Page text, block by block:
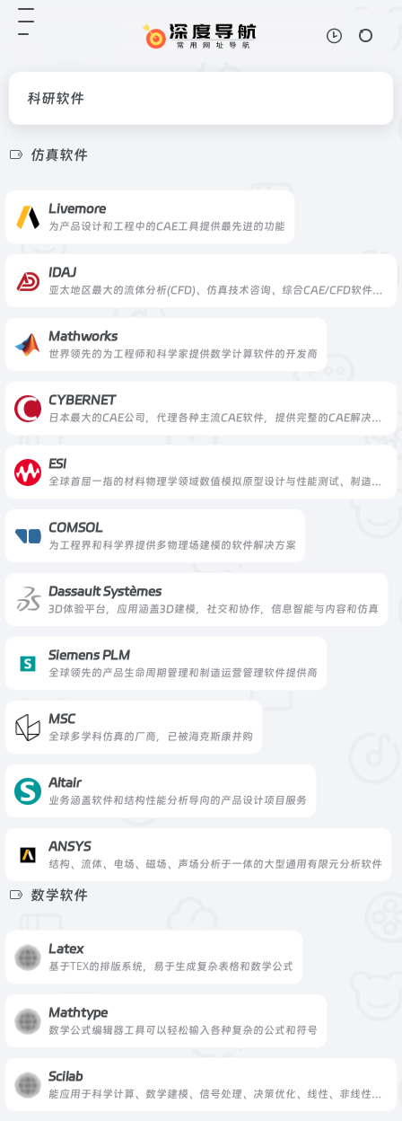
科研软件
仿真软件
Livemore
为产品设计和工程中的CAE工具提供最先进的功能
IDAJ
亚太地区最大的流体分析(CFD)、仿真技术咨询、综合CAE/CFD软件销售和技术服务商之
Mathworks
世界领先的为工程师和科学家提供数学计算软件的开发商
CYBERNET
日本最大的CAE公司，代理各种主流CAE软件，提供完整的CAE解决方案
ESI
全球首屈一指的材料物理学领域数值模拟原型设计与性能测试、制造工艺流程模拟分析、系统平台集成的软件解决方案供应商
COMSOL
为工程界和科学界提供多物理场建模的软件解决方案
Dassault Systèmes
3D体验平台，应用涵盖3D建模，社交和协作，信息智能与内容和仿真
Siemens PLM
全球领先的产品生命周期管理和制造运营管理软件提供商
MSC
全球多学科仿真的厂商，已被海克斯康并购
Altair
业务涵盖软件和结构性能分析导向的产品设计项目服务
ANSYS
结构、流体、电场、磁场、声场分析于一体的大型通用有限元分析软件
数学软件
Latex
基于ΤΕΧ的排版系统，易于生成复杂表格和数学公式
Mathtype
数学公式编辑器工具可以轻松输入各种复杂的公式和符号
Scilab
能应用于科学计算、数学建模、信号处理、决策优化、线性、非线性控制等各个方面